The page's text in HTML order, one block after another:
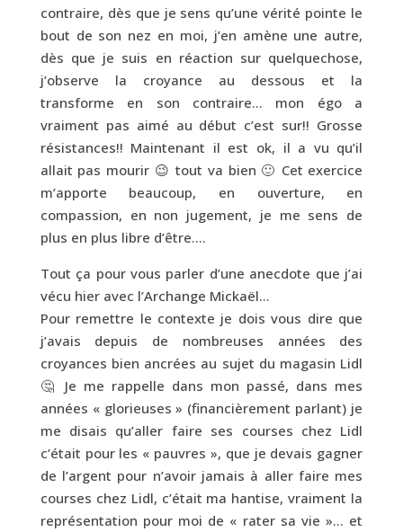
contraire, dès que je sens qu’une vérité pointe le
bout de son nez en moi, j’en amène une autre,
dès que je suis en réaction sur quelquechose,
j’observe la croyance au dessous et la
transforme en son contraire… mon égo a
vraiment pas aimé au début c’est sur!! Grosse
résistances!! Maintenant il est ok, il a vu qu’il
allait pas mourir 😉 tout va bien 🙂 Cet exercice
m’apporte beaucoup, en ouverture, en
compassion, en non jugement, je me sens de
plus en plus libre d’être….
Tout ça pour vous parler d’une anecdote que j’ai
vécu hier avec l’Archange Mickaël…
Pour remettre le contexte je dois vous dire que
j’avais depuis de nombreuses années des
croyances bien ancrées au sujet du magasin Lidl
🤔 Je me rappelle dans mon passé, dans mes
années « glorieuses » (financièrement parlant) je
me disais qu’aller faire ses courses chez Lidl
c’était pour les « pauvres », que je devais gagner
de l’argent pour n’avoir jamais à aller faire mes
courses chez Lidl, c’était ma hantise, vraiment la
représentation pour moi de « rater sa vie »… et